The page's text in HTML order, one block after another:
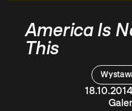
America Is
This